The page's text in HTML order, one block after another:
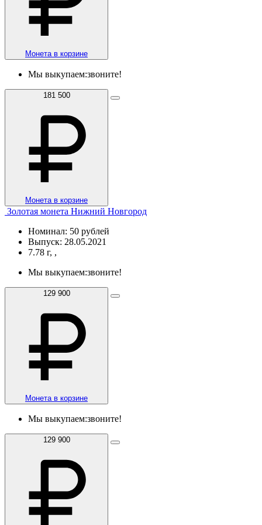
Монета в корзине
Мы выкупаем:звоните!
181 500
Монета в корзине
Золотая монета Нижний Новгород
Номинал: 50 рублей
Выпуск: 28.05.2021
7.78 г, ,
Мы выкупаем:звоните!
129 900
Монета в корзине
Мы выкупаем:звоните!
129 900